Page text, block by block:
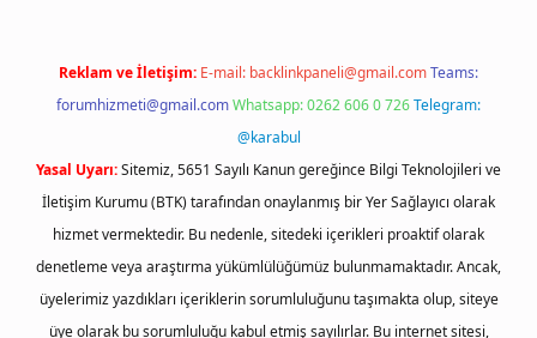
Reklam ve İletişim: E-mail: backlinkpaneli@gmail.comTeams:
forumhizmeti@gmail.comWhatsapp: 0262 606 0 726Telegram:
@karabul
Yasal Uyarı:Sitemiz, 5651 Sayılı Kanun gereğince Bilgi Teknolojileri ve
İletişim Kurumu (BTK) tarafından onaylanmış bir Yer Sağlayıcı olarak
hizmet vermektedir. Bu nedenle, sitedeki içerikleri proaktif olarak
denetleme veya araştırma yükümlülüğümüz bulunmamaktadır. Ancak,
üyelerimiz yazdıkları içeriklerin sorumluluğunu taşımakta olup, siteye
üye olarak bu sorumluluğu kabul etmiş sayılırlar. Bu internet sitesi,